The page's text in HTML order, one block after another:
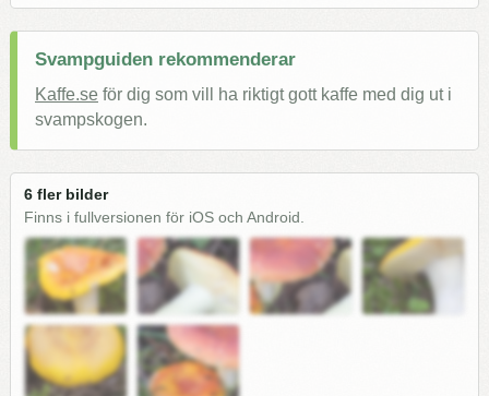
Svampguiden rekommenderar
Kaffe.se för dig som vill ha riktigt gott kaffe med dig ut i
svampskogen.
6 fler bilder
Finns i fullversionen för iOS och Android.